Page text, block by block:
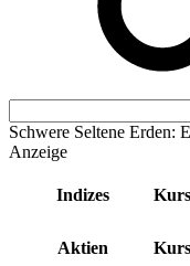
Schwere Seltene Erden:
Anzeige
Indizes Kurs
Aktien Kurs